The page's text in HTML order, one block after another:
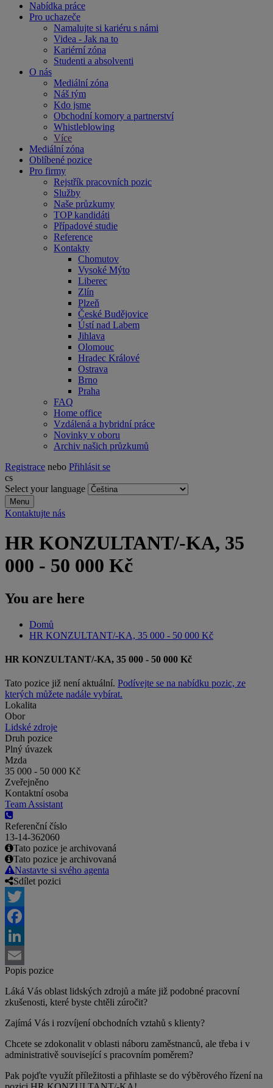
Nabídka práce
Pro uchazeče
Namalujte si kariéru s námi
Videa - Jak na to
Kariérní zóna
Studenti a absolventi
O nás
Mediální zóna
Náš tým
Kdo jsme
Obchodní komory a partnerství
Whistleblowing
Více
Mediální zóna
Oblíbené pozice
Pro firmy
Rejstřík pracovních pozic
Služby
Naše průzkumy
TOP kandidáti
Případové studie
Reference
Kontakty
Chomutov
Vysoké Mýto
Liberec
Zlín
Plzeň
České Budějovice
Ústí nad Labem
Jihlava
Olomouc
Hradec Králové
Ostrava
Brno
Praha
FAQ
Home office
Vzdálená a hybridní práce
Novinky v oboru
Archiv našich průzkumů
Registrace nebo Přihlásit se
cs
Select your language
Menu
Kontaktujte nás
HR KONZULTANT/-KA, 35
000 - 50 000 Kč
You are here
Domů
HR KONZULTANT/-KA, 35 000 - 50 000 Kč
HR KONZULTANT/-KA, 35 000 - 50 000 Kč
Tato pozice již není aktuální. Podívejte se na nabídku pozic, ze
kterých můžete nadále vybírat.
Lokalita
Obor
Lidské zdroje
Druh pozice
Plný úvazek
Mzda
35 000 - 50 000 Kč
Zveřejněno
Kontaktní osoba
Team Assistant
Referenční číslo
13-14-362060
Tato pozice je archivovaná
Tato pozice je archivovaná
Nastavte si svého agenta
Sdílet pozici
Twitter
Facebook
LinkedIn
Email
Popis pozice
Láká Vás oblast lidských zdrojů a máte již podobné pracovní
zkušenosti, které byste chtěli zúročit?
Zajímá Vás i rozvíjení obchodních vztahů s klienty?
Chcete se zdokonalit v oblasti náboru zaměstnanců, ale třeba i v
administrativě související s pracovním poměrem?
Pak pojďte využít příležitosti a přihlaste se do výběrového řízení na